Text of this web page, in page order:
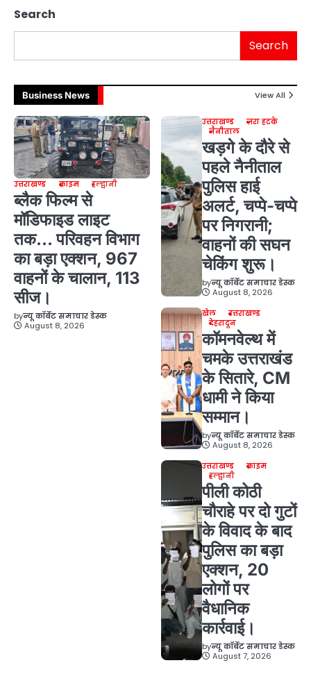
Search
Search
Business News View All
उत्तराखण्ड क्राइम हल्द्वानी
ब्लैक फिल्म से
मॉडिफाइड लाइट
तक… परिवहन विभाग
का बड़ा एक्शन, 967
वाहनों के चालान, 113
सीज।
byन्यू कॉर्बेट समाचार डेस्क
August 8, 2026
उत्तराखण्ड
ज़रा हटके
नैनीताल
खड़गे के दौरे से
पहले नैनीताल
पुलिस हाई
अलर्ट, चप्पे-चप्पे
पर निगरानी;
वाहनों की सघन
चेकिंग शुरू।
byन्यू कॉर्बेट समाचार डेस्क
August 8, 2026
खेल
उत्तराखण्ड
देहरादून
कॉमनवेल्थ में
चमके उत्तराखंड
के सितारे, CM
धामी ने किया
सम्मान।
byन्यू कॉर्बेट समाचार डेस्क
August 8, 2026
उत्तराखण्ड
क्राइम
हल्द्वानी
पीली कोठी
चौराहे पर दो गुटों
के विवाद के बाद
पुलिस का बड़ा
एक्शन, 20
लोगों पर
वैधानिक
कार्रवाई।
byन्यू कॉर्बेट समाचार डेस्क
August 7, 2026